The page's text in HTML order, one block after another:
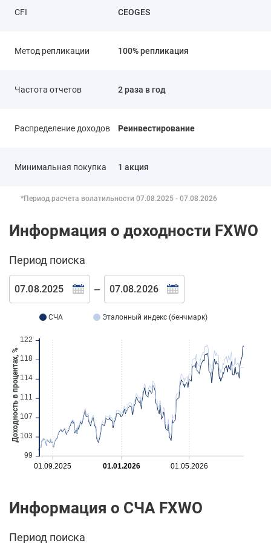
CFI CEOGES
Метод репликации 100% репликация
Частота отчетов 2 раза в год
Распределение доходов Реинвестирование
Минимальная покупка 1 акция
*Период расчета волатильности 07.08.2025 - 07.08.2026
Информация о доходности FXWO
Период поиска
—
СЧА Эталонный индекс (бенчмарк)
01.09.2025 01.01.2026 01.05.2026
122
118
114
111
107
103
99
Доходность в процентах, %
Информация о СЧА FXWO
Период поиска